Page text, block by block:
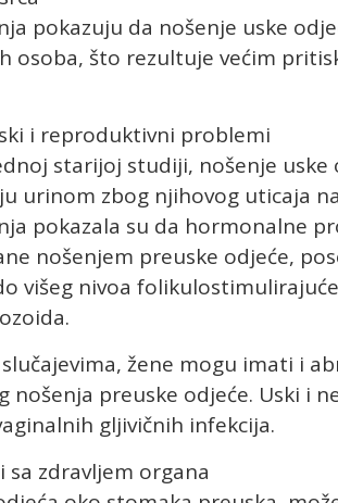
pokazuju da nošenje uske
osoba, što rezultuje većim
i reproduktivni problemi
starijoj studiji, nošenje
urinom zbog njihovog uticaja
pokazala su da hormonalne
nošenjem preuske odjeće,
višeg nivoa
žene mogu imati i
nošenja preuske odjeće. Uski i
gljivičnih infekcija.
sa zdravljem organa